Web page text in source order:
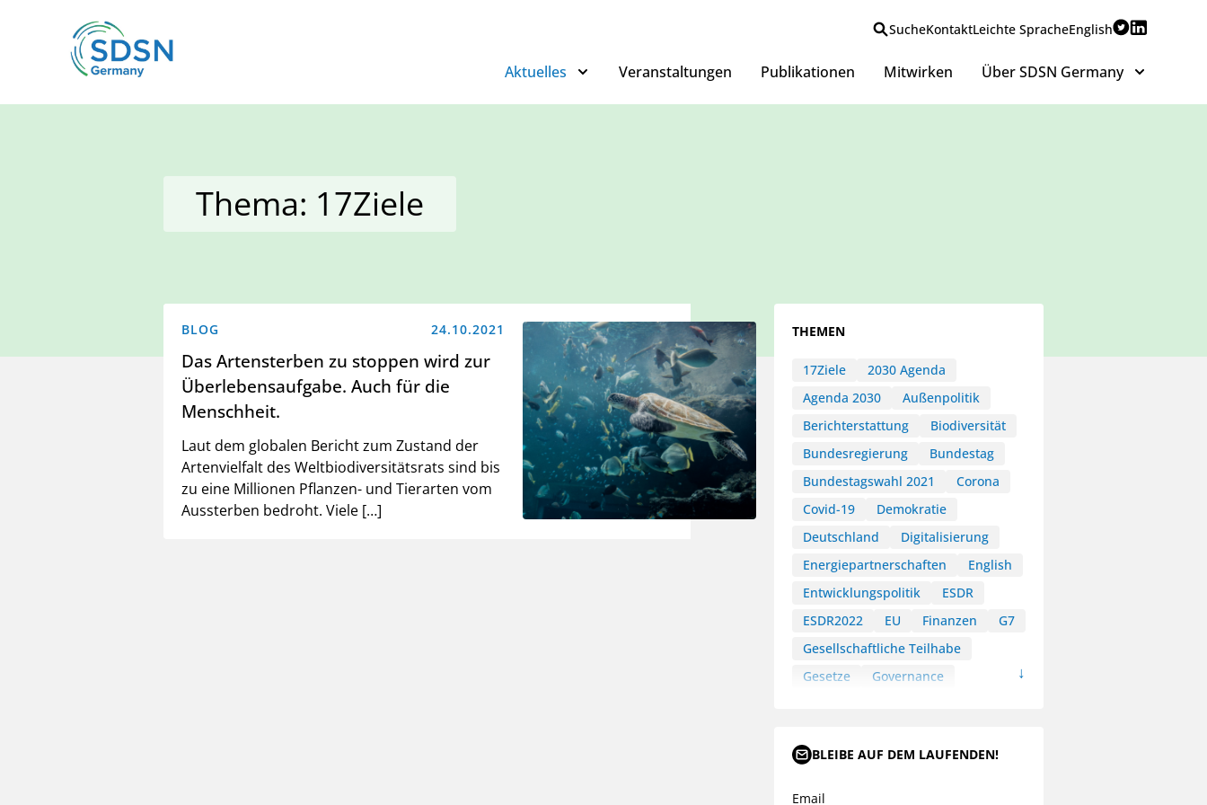
SucheKontaktLeichte SpracheEnglish
Aktuelles Veranstaltungen Publikationen Mitwirken Über SDSN Germany
Thema: 17Ziele
BLOG 24.10.2021
Das Artensterben zu stoppen wird zur
Überlebensaufgabe. Auch für die
Menschheit.
Laut dem globalen Bericht zum Zustand der
Artenvielfalt des Weltbiodiversitätsrats sind bis
zu eine Millionen Pflanzen- und Tierarten vom
Aussterben bedroht. Viele […]
THEMEN
17Ziele
2030 Agenda
Agenda 2030
Außenpolitik
Berichterstattung
Biodiversität
Bundesregierung
Bundestag
Bundestagswahl 2021
Corona
Covid-19
Demokratie
Deutschland
Digitalisierung
Energiepartnerschaften
English
Entwicklungspolitik
ESDR
ESDR2022
EU Finanzen
G7
Gesellschaftliche Teilhabe
Gesetze
Governance
Klimapartnerschaften
BLEIBE AUF DEM LAUFENDEN!
Email